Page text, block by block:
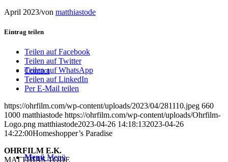
Contact
Menü Menü
April 2023/von matthiastode
Eintrag teilen
Teilen auf Facebook
Teilen auf Twitter
Teilen auf WhatsApp
Teilen auf LinkedIn
Per E-Mail teilen
https://ohrfilm.com/wp-content/uploads/2023/04/281110.jpeg 660
1000 matthiastode https://ohrfilm.com/wp-content/uploads/Ohrfilm-
Logo.png matthiastode2023-04-26 14:18:132023-04-26
14:22:00Homeshopper’s Paradise
OHRFILM E.K.
MATTHIAS TODE